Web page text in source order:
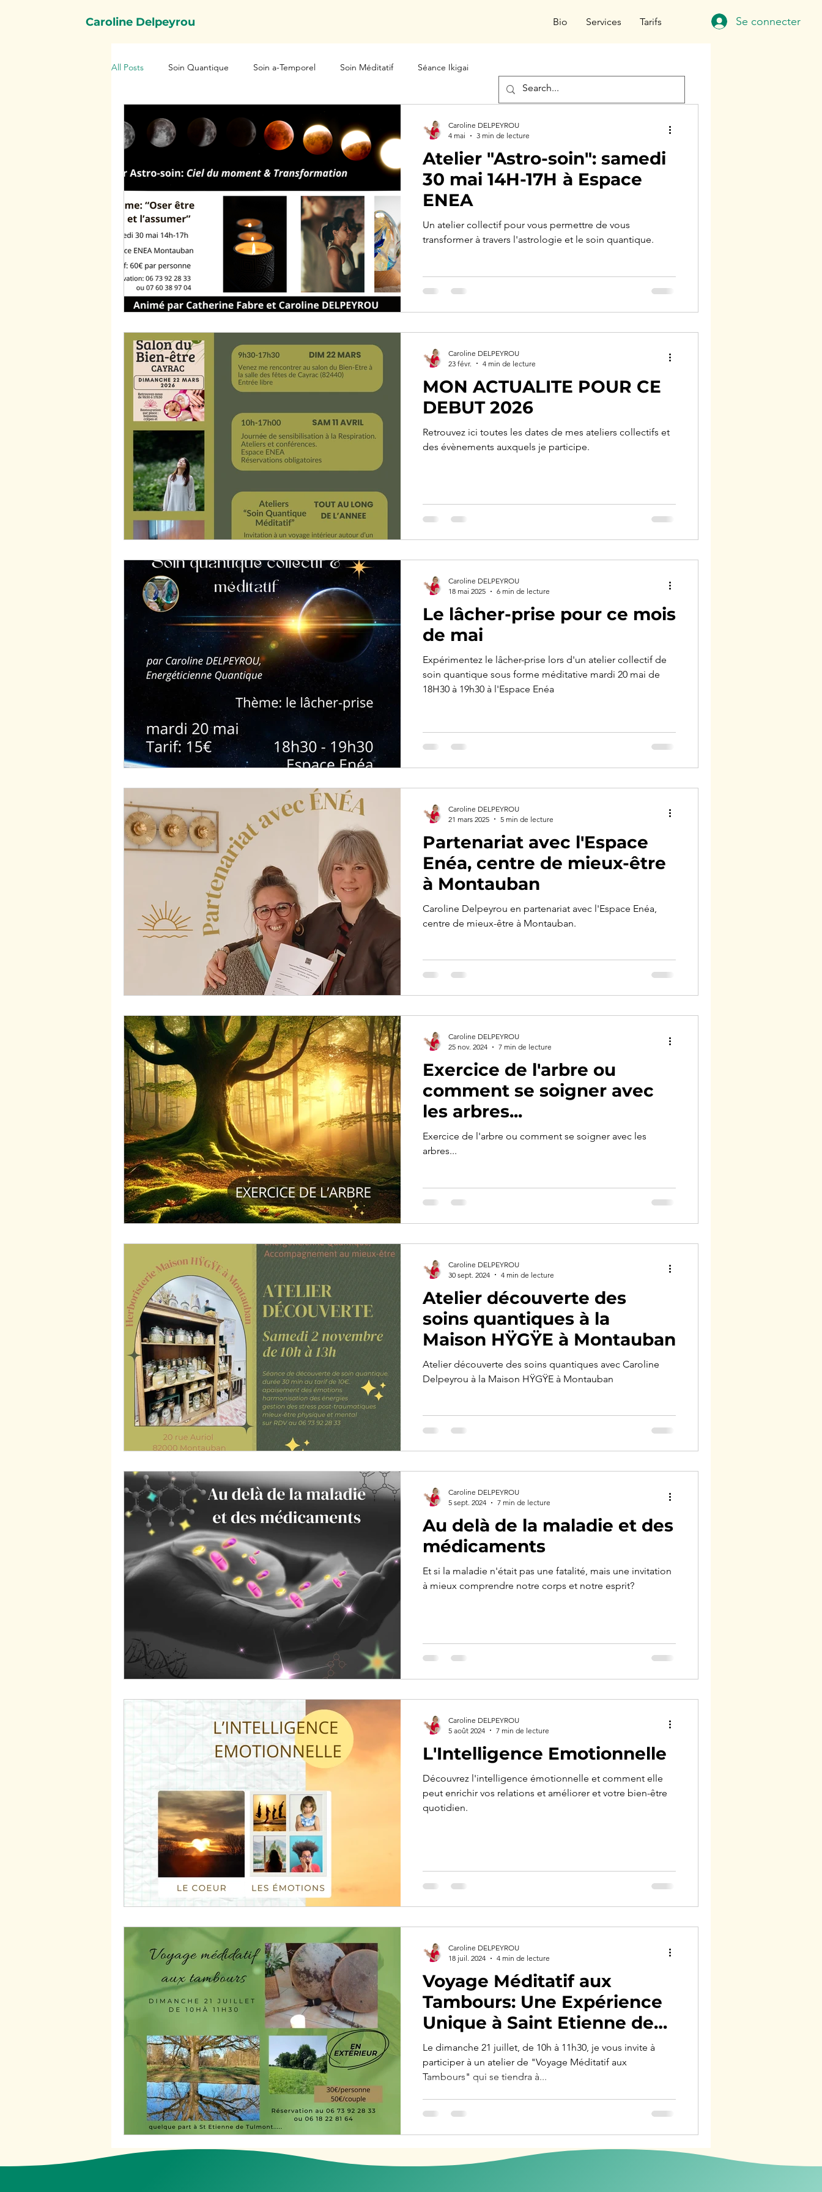
Caroline Delpeyrou Bio Services Tarifs Se connecter
All Posts Soin Quantique Soin a-Temporel Soin Méditatif Séance Ikigai
Atelier "Astro-soin": samedi
30 mai 14H-17H à Espace
ENEA
Un atelier collectif pour vous permettre de vous
transformer à travers l'astrologie et le soin quantique.
Caroline DELPEYROU
4 mai
3 min de lecture
MON ACTUALITE POUR CE
DEBUT 2026
Retrouvez ici toutes les dates de mes ateliers collectifs et
des évènements auxquels je participe.
Caroline DELPEYROU
23 févr.
4 min de lecture
Le lâcher-prise pour ce mois
de mai
Expérimentez le lâcher-prise lors d'un atelier collectif de
soin quantique sous forme méditative mardi 20 mai de
18H30 à 19h30 à l'Espace Enéa
Caroline DELPEYROU
18 mai 2025
6 min de lecture
Partenariat avec l'Espace
Enéa, centre de mieux-être
à Montauban
Caroline Delpeyrou en partenariat avec l'Espace Enéa,
centre de mieux-être à Montauban.
Caroline DELPEYROU
21 mars 2025
5 min de lecture
Exercice de l'arbre ou
comment se soigner avec
les arbres...
Exercice de l'arbre ou comment se soigner avec les
arbres...
Caroline DELPEYROU
25 nov. 2024
7 min de lecture
Atelier découverte des
soins quantiques à la
Maison HŸGŸE à Montauban
Atelier découverte des soins quantiques avec Caroline
Delpeyrou à la Maison HŸGŸE à Montauban
Caroline DELPEYROU
30 sept. 2024
4 min de lecture
Au delà de la maladie et des
médicaments
Et si la maladie n'était pas une fatalité, mais une invitation
à mieux comprendre notre corps et notre esprit?
Caroline DELPEYROU
5 sept. 2024
7 min de lecture
L'Intelligence Emotionnelle
Découvrez l'intelligence émotionnelle et comment elle
peut enrichir vos relations et améliorer et votre bien-être
quotidien.
Caroline DELPEYROU
5 août 2024
7 min de lecture
Voyage Méditatif aux
Tambours: Une Expérience
Unique à Saint Etienne de
Tulmont
Le dimanche 21 juillet, de 10h à 11h30, je vous invite à
participer à un atelier de "Voyage Méditatif aux
Tambours" qui se tiendra à...
Caroline DELPEYROU
18 juil. 2024
4 min de lecture